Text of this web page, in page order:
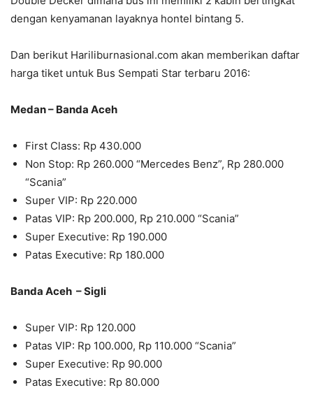
dengan kenyamanan layaknya hontel bintang 5.
Dan berikut Hariliburnasional.com akan memberikan daftar
harga tiket untuk Bus Sempati Star terbaru 2016:
Medan – Banda Aceh
First Class: Rp 430.000
Non Stop: Rp 260.000 “Mercedes Benz”, Rp 280.000
“Scania”
Super VIP: Rp 220.000
Patas VIP: Rp 200.000, Rp 210.000 “Scania”
Super Executive: Rp 190.000
Patas Executive: Rp 180.000
Banda Aceh – Sigli
Super VIP: Rp 120.000
Patas VIP: Rp 100.000, Rp 110.000 “Scania”
Super Executive: Rp 90.000
Patas Executive: Rp 80.000